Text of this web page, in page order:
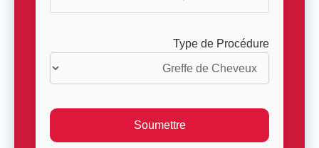
Type de Procédure